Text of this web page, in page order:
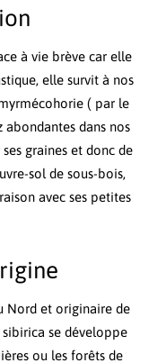
à vie brève car elle
elle survit à nos
( par le
dans nos
graines et donc de
sol de sous-bois,
avec ses petites
Nord et originaire de
se développe
ou les forêts de